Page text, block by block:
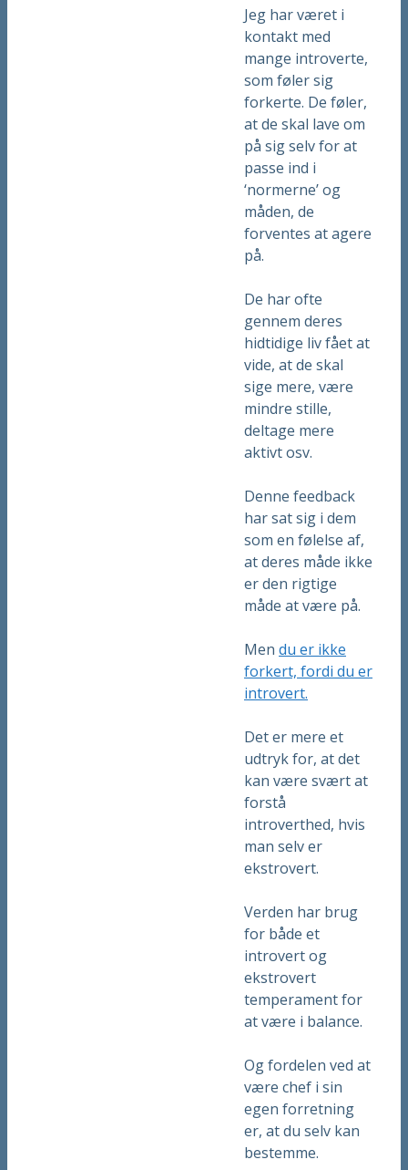
Jeg har været i
kontakt med
mange introverte,
som føler sig
forkerte. De føler,
at de skal lave om
på sig selv for at
passe ind i
‘normerne’ og
måden, de
forventes at agere
på.
De har ofte
gennem deres
hidtidige liv fået at
vide, at de skal
sige mere, være
mindre stille,
deltage mere
aktivt osv.
Denne feedback
har sat sig i dem
som en følelse af,
at deres måde ikke
er den rigtige
måde at være på.
Men du er ikke
forkert, fordi du er
introvert.
Det er mere et
udtryk for, at det
kan være svært at
forstå
introverthed, hvis
man selv er
ekstrovert.
Verden har brug
for både et
introvert og
ekstrovert
temperament for
at være i balance.
Og fordelen ved at
være chef i sin
egen forretning
er, at du selv kan
bestemme.